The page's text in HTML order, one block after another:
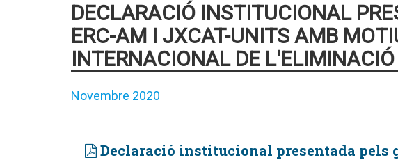
DECLARACIÓ INSTITUCIONAL
ERC-AM I JXCAT-UNITS AMB
INTERNACIONAL DE
Novembre 2020
Declaració institucional presentada pels